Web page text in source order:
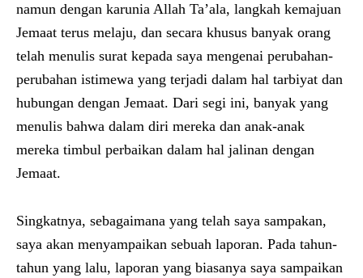
namun dengan karunia Allah Ta’ala, langkah kemajuan
Jemaat terus melaju, dan secara khusus banyak orang
telah menulis surat kepada saya mengenai perubahan-
perubahan istimewa yang terjadi dalam hal tarbiyat dan
hubungan dengan Jemaat. Dari segi ini, banyak yang
menulis bahwa dalam diri mereka dan anak-anak
mereka timbul perbaikan dalam hal jalinan dengan
Jemaat.
Singkatnya, sebagaimana yang telah saya sampakan,
saya akan menyampaikan sebuah laporan. Pada tahun-
tahun yang lalu, laporan yang biasanya saya sampaikan